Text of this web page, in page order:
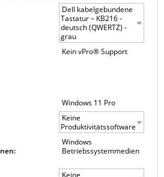
Dell kabelgebundene
Tastatur – KB216 -
deutsch (QWERTZ) -
grau
Kein vPro® Support
Windows 11 Pro
Keine
Produktivitätssoftware
Windows
Betriebssystemmedien
Keine